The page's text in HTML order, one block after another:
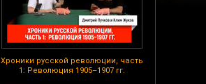
Хроники русской революции, часть
1: Революция 1905–1907 гг.